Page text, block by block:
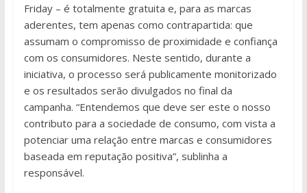
Friday – é totalmente gratuita e, para as marcas
aderentes, tem apenas como contrapartida: que
assumam o compromisso de proximidade e confiança
com os consumidores. Neste sentido, durante a
iniciativa, o processo será publicamente monitorizado
e os resultados serão divulgados no final da
campanha. “Entendemos que deve ser este o nosso
contributo para a sociedade de consumo, com vista a
potenciar uma relação entre marcas e consumidores
baseada em reputação positiva”, sublinha a
responsável.